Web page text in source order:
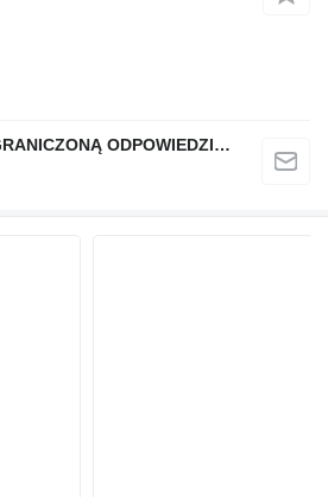
QINDITO SPÓŁKA Z OGRANICZONĄ ODPOWIEDZIALNOŚCIĄ